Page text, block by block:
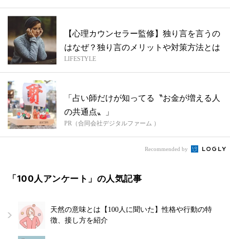
【心理カウンセラー監修】独り言を言うの
はなぜ？独り言のメリットや対策方法とは
LIFESTYLE
「占い師だけが知ってる〝お金が増える人
の共通点〟」
PR（合同会社デジタルファーム ）
Recommended by
「100人アンケート」の人気記事
天然の意味とは【100人に聞いた】性格や行動の特
徴、接し方を紹介